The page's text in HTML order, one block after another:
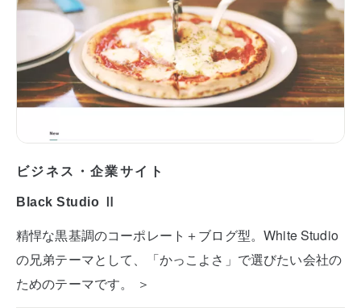
ビジネス・企業サイト
Black Studio Ⅱ
精悍な黒基調のコーポレート＋ブログ型。White Studio
の兄弟テーマとして、「かっこよさ」で選びたい会社の
ためのテーマです。 ＞